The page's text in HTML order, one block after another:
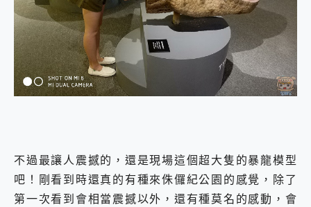
不過最讓人震撼的，還是現場這個超大隻的暴龍模型
吧！剛看到時還真的有種來侏儸紀公園的感覺，除了
第一次看到會相當震撼以外，還有種莫名的感動，會